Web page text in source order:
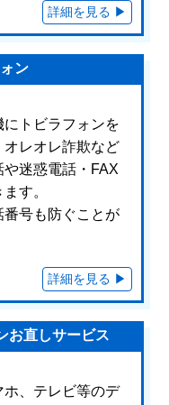
ン
トビラフォンを
レオレ詐欺など
迷惑電話・FAX
す。
番号も防ぐことが
お直しサービス
、テレビ等のデ